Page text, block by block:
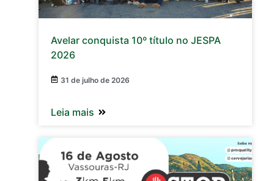
Avelar conquista 10º título no JESPA
2026
31 de julho de 2026
Leia mais